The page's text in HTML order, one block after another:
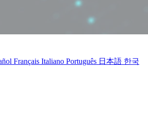
Français Italiano Português 日本語 한국